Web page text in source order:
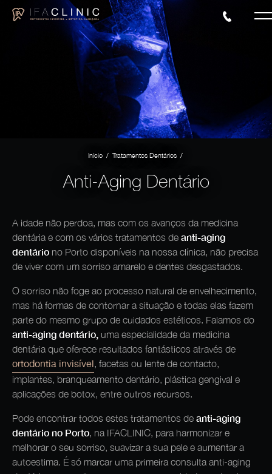
Início/ Tratamentos Dentários/
Anti-Aging Dentário
A idade não perdoa, mas com os avanços da medicina
dentária e com os vários tratamentos de anti-aging
dentário no Porto disponíveis na nossa clínica, não precisa
de viver com um sorriso amarelo e dentes desgastados.
O sorriso não foge ao processo natural de envelhecimento,
mas há formas de contornar a situação e todas elas fazem
parte do mesmo grupo de cuidados estéticos. Falamos do
anti-aging dentário, uma especialidade da medicina
dentária que oferece resultados fantásticos através de
ortodontia invisível, facetas ou lente de contacto,
implantes, branqueamento dentário, plástica gengival e
aplicações de botox, entre outros recursos.
Pode encontrar todos estes tratamentos de anti-aging
dentário no Porto, na IFACLINIC, para harmonizar e
melhorar o seu sorriso, suavizar a sua pele e aumentar a
autoestima. É só marcar uma primeira consulta anti-aging